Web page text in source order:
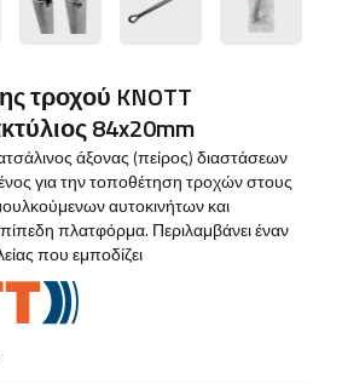
τροχού KNOTT
84x20mm
άξονας (πείρος) διαστάσεων
για την τοποθέτηση τροχών στους
αυτοκινήτων και
πλατφόρμα. Περιλαμβάνει έναν
που εμποδίζει